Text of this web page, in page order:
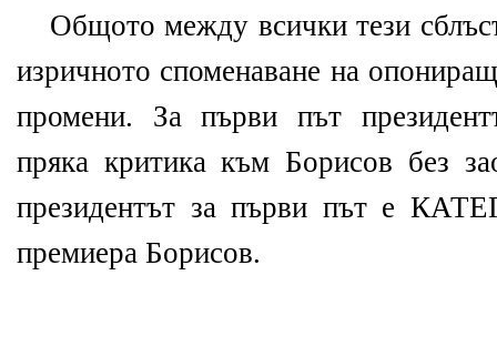
Общото между всички тези
изричното споменаване на
промени. За първи път
пряка критика към Борисов без
президентът за първи път е
премиера Борисов.